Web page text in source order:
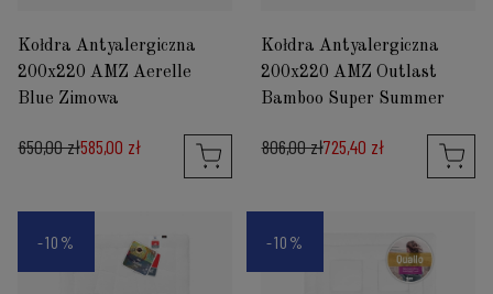
Kołdra Antyalergiczna
200x220 AMZ Aerelle
Blue Zimowa
650,00 zł585,00 zł
Kołdra Antyalergiczna
200x220 AMZ Outlast
Bamboo Super Summer
806,00 zł725,40 zł
-10% -10%